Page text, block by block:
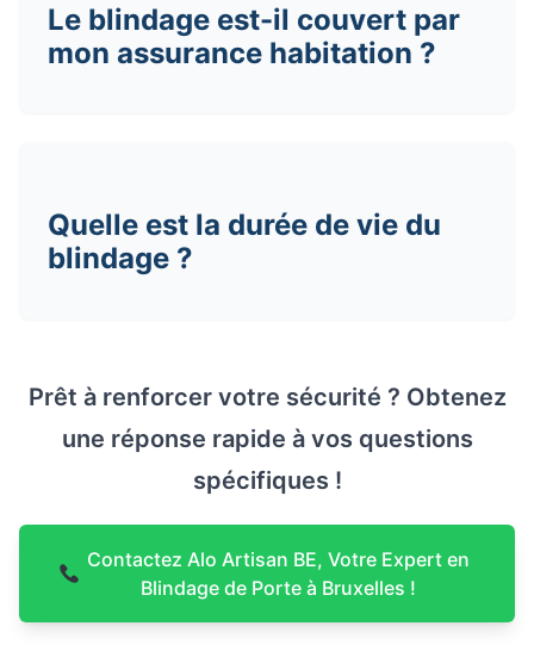
Le blindage est-il couvert par
mon assurance habitation ?
Quelle est la durée de vie du
blindage ?
Prêt à renforcer votre sécurité ? Obtenez
une réponse rapide à vos questions
spécifiques !
Contactez Alo Artisan BE, Votre Expert en
Blindage de Porte à Bruxelles !